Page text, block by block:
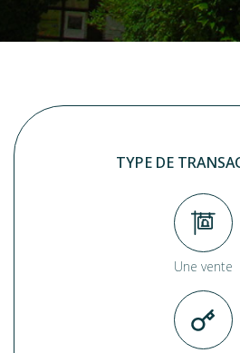
TYPE DE
Une vente